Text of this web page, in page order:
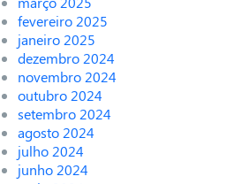
fevereiro 2025
janeiro 2025
dezembro 2024
novembro 2024
outubro 2024
setembro 2024
agosto 2024
julho 2024
junho 2024